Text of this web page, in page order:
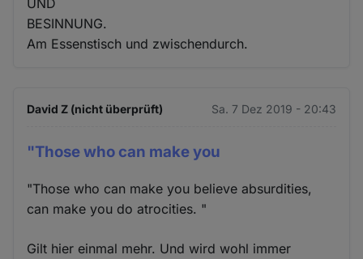
UND
BESINNUNG.
Am Essenstisch und zwischendurch.
David Z (nicht überprüft) Sa. 7 Dez 2019 - 20:43
"Those who can make you
"Those who can make you believe absurdities,
can make you do atrocities. "
Gilt hier einmal mehr. Und wird wohl immer